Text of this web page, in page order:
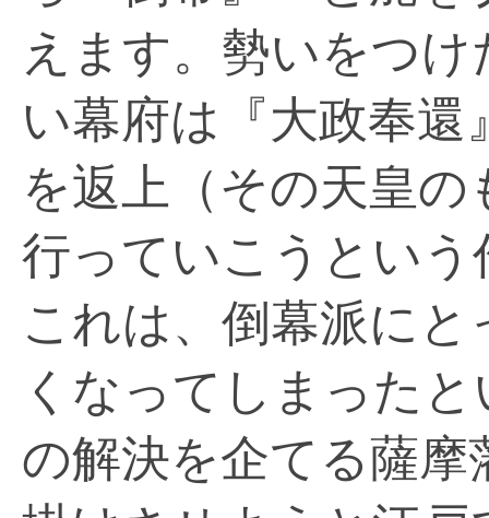
えます。勢いをつ
い幕府は『大政奉
を返上（その天皇
行っていこうとい
これは、倒幕派に
くなってしまった
の解決を企てる薩摩